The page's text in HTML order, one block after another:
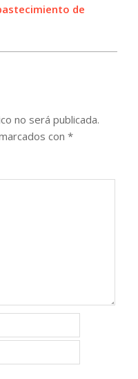
de
no será publicada.
con *